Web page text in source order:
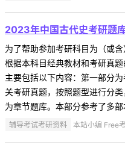
2023年中国古代史考研题
为了帮助参加考研科目为（或
根据本科目经典教材和考研真
主要包括以下内容：第一部分
关考研真题，按照题型进行分
为章节题库。本部分参考了多
辅导考试考研资料 本站小编 Free